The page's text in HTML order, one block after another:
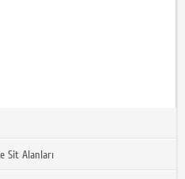
Sit Alanları